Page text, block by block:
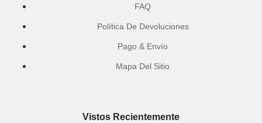
FAQ
Política De Devoluciones
Pago & Envío
Mapa Del Sitio
Vistos Recientemente